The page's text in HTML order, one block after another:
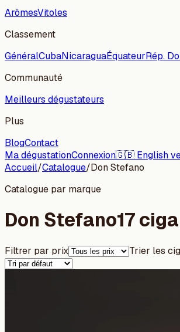
ArômesVitoles
Classement
GénéralCubaNicaraguaÉquateurRép.
Communauté
Meilleurs dégustateurs
Plus
BlogContact
Ma dégustationConnexion🇬🇧 English
Accueil/Catalogue/Don Stefano
Catalogue par marque
Don Stefano17
Filtrer par prix Trier les